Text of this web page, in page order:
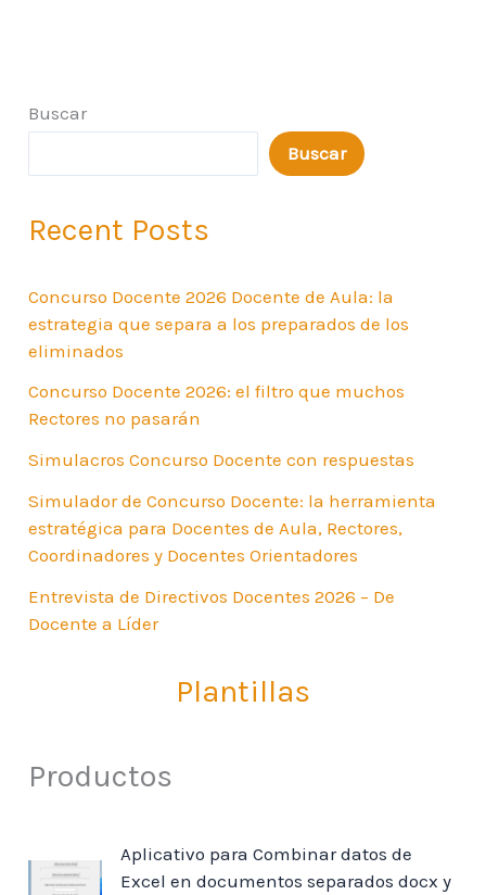
Buscar
Buscar
Recent Posts
Concurso Docente 2026 Docente de Aula: la
estrategia que separa a los preparados de los
eliminados
Concurso Docente 2026: el filtro que muchos
Rectores no pasarán
Simulacros Concurso Docente con respuestas
Simulador de Concurso Docente: la herramienta
estratégica para Docentes de Aula, Rectores,
Coordinadores y Docentes Orientadores
Entrevista de Directivos Docentes 2026 – De
Docente a Líder
Plantillas
Productos
Aplicativo para Combinar datos de
Excel en documentos separados docx y